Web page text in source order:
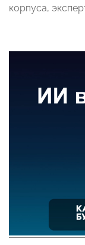
корпуса,